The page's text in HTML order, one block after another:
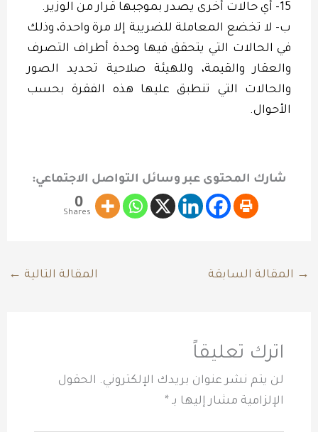
15- أي حالات أخرى يصدر بموجبها قرار من الوزير.
ب- لا تخضع المعاملة للضريبة إلا مرة واحدة، وذلك
في الحالات التي يتحقق فيها وحدة أطراف التصرف
والعقار والقيمة، وللهيئة صلاحية تحديد الصور
والحالات التي تنطبق عليها هذه الفقرة بحسب
الأحوال.
شارك المحتوى عبر وسائل التواصل الاجتماعي:
0
Shares
→ المقالة السابقة المقالة التالية ←
اترك تعليقاً
لن يتم نشر عنوان بريدك الإلكتروني. الحقول
الإلزامية مشار إليها بـ*